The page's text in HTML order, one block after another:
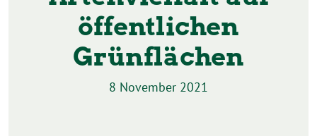
öffentlichen
Grünflächen
8 November 2021